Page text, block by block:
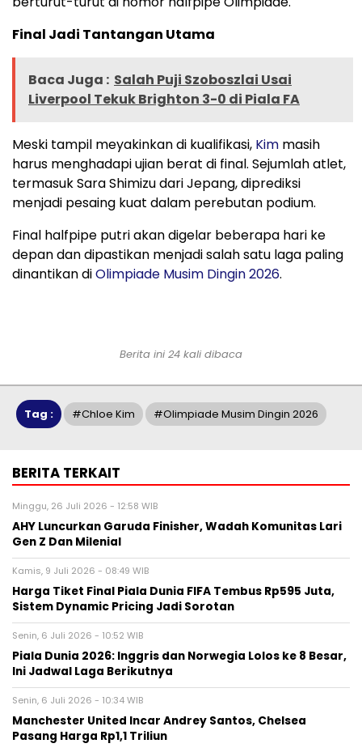
Final Jadi Tantangan Utama
Baca Juga : Salah Puji Szoboszlai Usai
Liverpool Tekuk Brighton 3-0 di Piala FA
Meski tampil meyakinkan di kualifikasi, Kim masih
harus menghadapi ujian berat di final. Sejumlah atlet,
termasuk Sara Shimizu dari Jepang, diprediksi
menjadi pesaing kuat dalam perebutan podium.
Final halfpipe putri akan digelar beberapa hari ke
depan dan dipastikan menjadi salah satu laga paling
dinantikan diOlimpiade Musim Dingin 2026.
Berita ini 24 kali dibaca
Tag : #chloe Kim #olimpiade Musim Dingin 2026
BERITA TERKAIT
Minggu, 26 Juli 2026 - 12:58 WIB
AHY Luncurkan Garuda Finisher, Wadah Komunitas Lari
Gen Z Dan Milenial
Kamis, 9 Juli 2026 - 08:49 WIB
Harga Tiket Final Piala Dunia FIFA Tembus Rp595 Juta,
Sistem Dynamic Pricing Jadi Sorotan
Senin, 6 Juli 2026 - 10:52 WIB
Piala Dunia 2026: Inggris dan Norwegia Lolos ke 8 Besar,
Ini Jadwal Laga Berikutnya
Senin, 6 Juli 2026 - 10:34 WIB
Manchester United Incar Andrey Santos, Chelsea
Pasang Harga Rp1,1 Triliun